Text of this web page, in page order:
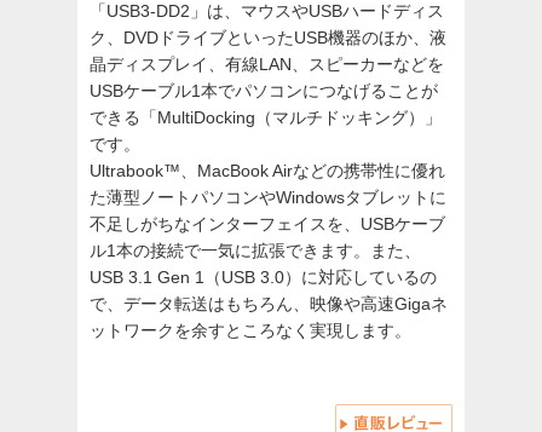
「USB3-DD2」は、マウスやUSBハードディス
ク、DVDドライブといったUSB機器のほか、液
晶ディスプレイ、有線LAN、スピーカーなどを
USBケーブル1本でパソコンにつなげることが
できる「MultiDocking（マルチドッキング）」
です。
Ultrabook™、MacBook Airなどの携帯性に優れ
た薄型ノートパソコンやWindowsタブレットに
不足しがちなインターフェイスを、USBケーブ
ル1本の接続で一気に拡張できます。また、
USB 3.1 Gen 1（USB 3.0）に対応しているの
で、データ転送はもちろん、映像や高速Gigaネ
ットワークを余すところなく実現します。